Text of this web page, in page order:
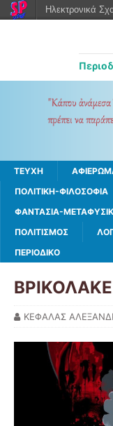
ΤΕΥΧΗ
ΠΟΛΙΤΙΚΗ-ΦΙΛΟΣΟΦΙΑ
ΦΑΝΤΑΣΙΑ-
ΠΟΛΙΤΙΣΜΟΣ
ΠΕΡΙΟΔΙΚΟ
ΚΕΦΑΛΑΣ
Ηλεκτρονικά